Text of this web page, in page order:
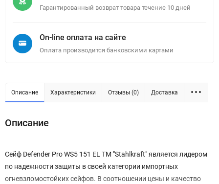
Гарантированный возврат товара течение 10 дней
On-line оплата на сайте
Оплата производится банковскими картами
Описание Характеристики Отзывы (0) Доставка
Описание
Сейф Defender Pro WS5 151 EL ТМ "Stahlkraft" является лидером
по надежности защиты в своей категории импортных
огневзломостойких сейфов. В соотношении цены и качество